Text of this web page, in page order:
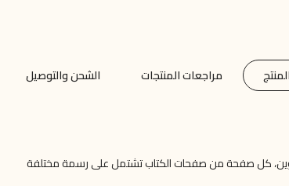
مراجعات المنتجات الشحن والتوصيل
كل صفحة من صفحات الكتاب تشتمل على رسمة مختلفة